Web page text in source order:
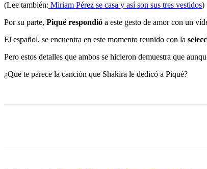
(Lee también: Miriam Pérez se casa y así son sus tres vestidos)
Por su parte, Piqué respondió a este gesto de amor con un
El español, se encuentra en este momento reunido con la
Pero estos detalles que ambos se hicieron demuestra que
¿Qué te parece la canción que Shakira le dedicó a Piqué?